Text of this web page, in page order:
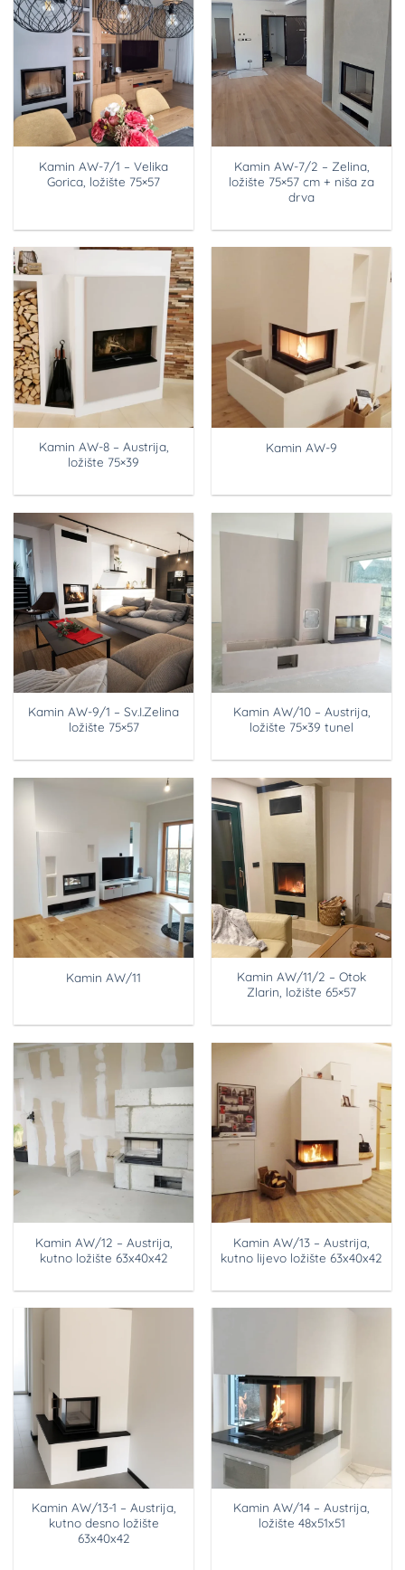
Kamin AW-7/1 – Velika
Gorica, ložište 75×57
Kamin AW-7/2 – Zelina,
ložište 75×57 cm + niša za
drva
Kamin AW-8 – Austrija,
ložište 75×39
Kamin AW-9
Kamin AW-9/1 – Sv.I.Zelina
ložište 75×57
Kamin AW/10 – Austrija,
ložište 75×39 tunel
Kamin AW/11
Kamin AW/11/2 – Otok
Zlarin, ložište 65×57
Kamin AW/12 – Austrija,
kutno ložište 63x40x42
Kamin AW/13 – Austrija,
kutno lijevo ložište 63x40x42
Kamin AW/13-1 – Austrija,
kutno desno ložište
63x40x42
Kamin AW/14 – Austrija,
ložište 48x51x51